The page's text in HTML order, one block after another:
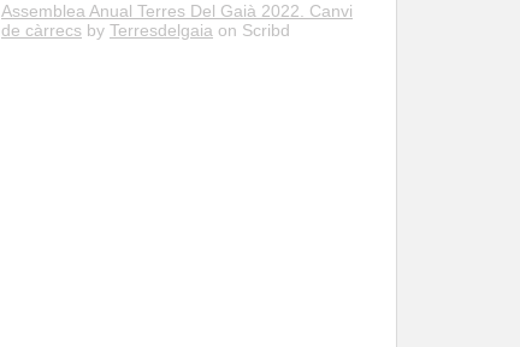
Assemblea Anual Terres Del Gaià 2022. Canvi
de càrrecs by Terresdelgaia on Scribd